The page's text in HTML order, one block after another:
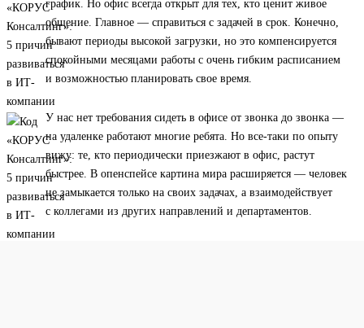
график. Но офис всегда открыт для тех, кто ценит живое
общение. Главное — справиться с задачей в срок. Конечно,
бывают периоды высокой загрузки, но это компенсируется
спокойными месяцами работы с очень гибким расписанием
и возможностью планировать свое время.
У нас нет требования сидеть в офисе от звонка до звонка —
на удаленке работают многие ребята. Но все-таки по опыту
вижу: те, кто периодически приезжают в офис, растут
быстрее. В опенспейсе картина мира расширяется — человек
не замыкается только на своих задачах, а взаимодействует
с коллегами из других направлений и департаментов.